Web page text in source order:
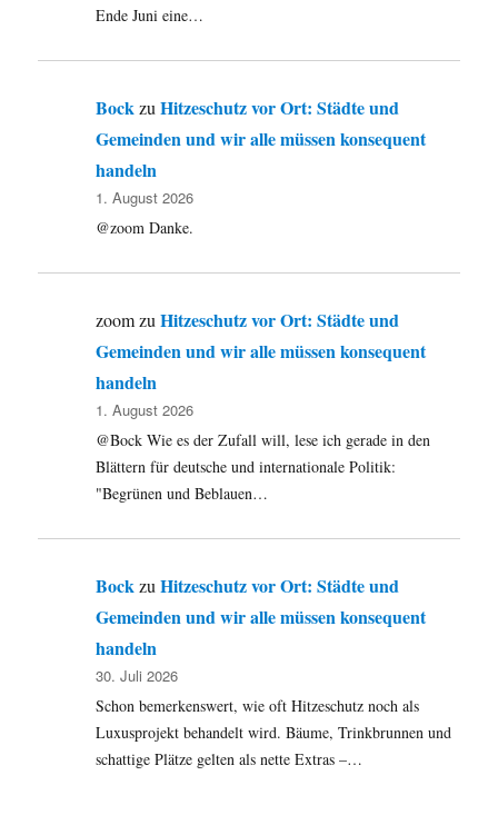
Ende Juni eine…
Bock zuHitzeschutz vor Ort: Städte und
Gemeinden und wir alle müssen konsequent
handeln
1. August 2026
@zoom Danke.
zoomzuHitzeschutz vor Ort: Städte und
Gemeinden und wir alle müssen konsequent
handeln
1. August 2026
@Bock Wie es der Zufall will, lese ich gerade in den
Blättern für deutsche und internationale Politik:
"Begrünen und Beblauen…
Bock zuHitzeschutz vor Ort: Städte und
Gemeinden und wir alle müssen konsequent
handeln
30. Juli 2026
Schon bemerkenswert, wie oft Hitzeschutz noch als
Luxusprojekt behandelt wird. Bäume, Trinkbrunnen und
schattige Plätze gelten als nette Extras –…